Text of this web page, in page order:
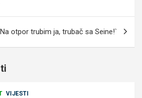
otpor trubim ja, trubač sa Seine!`
VIJESTI